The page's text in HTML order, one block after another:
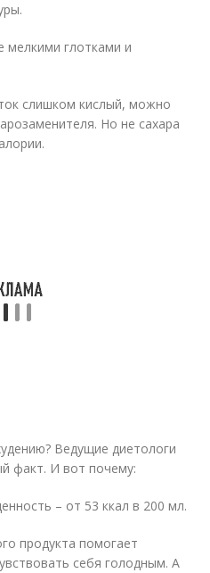
мелкими глотками и
слишком кислый, можно
Но не сахара
Ведущие диетологи
факт. И вот почему:
– от 53 ккал в 200 мл.
продукта помогает
себя голодным. А